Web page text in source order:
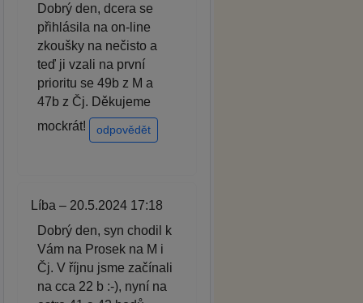
Dobrý den, dcera se
přihlásila na on-line
zkoušky na nečisto a
teď ji vzali na první
prioritu se 49b z M a
47b z Čj. Děkujeme
mockrát!
odpovědět
Líba – 20.5.2024 17:18
Dobrý den, syn chodil k
Vám na Prosek na M i
Čj. V říjnu jsme začínali
na cca 22 b :-), nyní na